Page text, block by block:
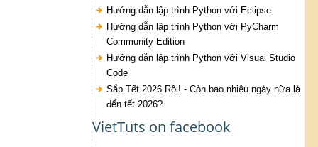
Hướng dẫn lập trình Python với Eclipse
Hướng dẫn lập trình Python với PyCharm
Community Edition
Hướng dẫn lập trình Python với Visual Studio
Code
Sắp Tết 2026 Rồi! - Còn bao nhiêu ngày nữa là
đến tết 2026?
VietTuts on facebook